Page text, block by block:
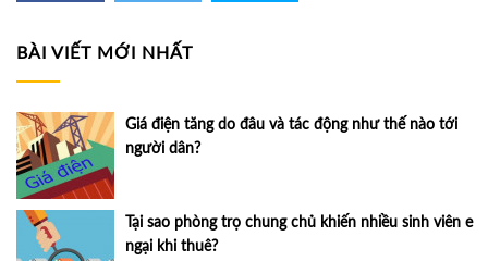
BÀI VIẾT MỚI NHẤT
Giá điện tăng do đâu và tác động như thế nào tới
người dân?
Tại sao phòng trọ chung chủ khiến nhiều sinh viên e
ngại khi thuê?